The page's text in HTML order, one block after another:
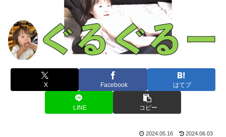
X Facebook はてブ
LINE コピー
2024.05.16 2024.06.03